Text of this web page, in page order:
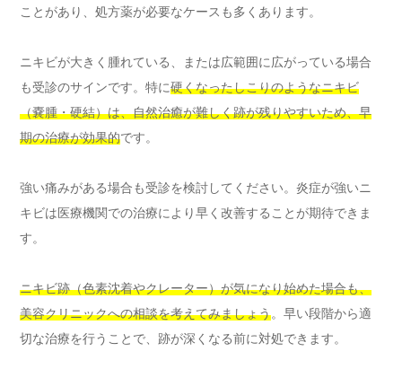
ことがあり、処方薬が必要なケースも多くあります。
ニキビが大きく腫れている、または広範囲に広がっている場合
も受診のサインです。特に硬くなったしこりのようなニキビ
（嚢腫・硬結）は、自然治癒が難しく跡が残りやすいため、早
期の治療が効果的です。
強い痛みがある場合も受診を検討してください。炎症が強いニ
キビは医療機関での治療により早く改善することが期待できま
す。
ニキビ跡（色素沈着やクレーター）が気になり始めた場合も、
美容クリニックへの相談を考えてみましょう。早い段階から適
切な治療を行うことで、跡が深くなる前に対処できます。